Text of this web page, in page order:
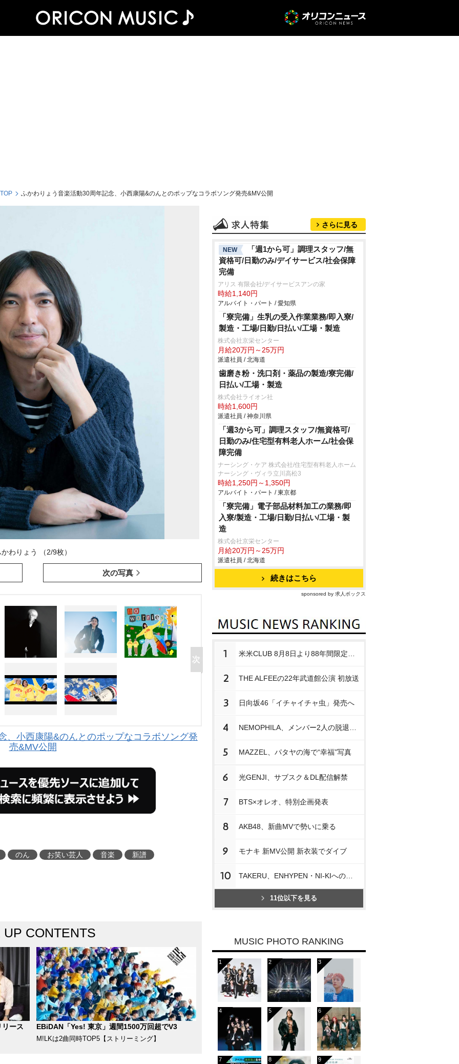
ふかわりょう音楽活動30周年記念、小西康陽&のんとのポップなコラボソング発売&MV公開
わりょう （2/9枚）
次の写真
、小西康陽&のんとのポップなコラボソング発
売&MV公開
のん お笑い芸人 音楽 新譜
UP CONTENTS
ース EBiDAN「Yes! 東京」週間1500万回超でV3
M!LKは2曲同時TOP5【ストリーミング】
さらに見る
NEW
「週1から可」調理スタッフ/無
資格可/日勤のみ/デイサービス/社会保障
完備
アリス 有限会社/デイサービスアンの家
時給1,140円
アルバイト・パート / 愛知県
「寮完備」生乳の受入作業業務/即入寮/
製造・工場/日勤/日払い/工場・製造
株式会社京栄センター
月給20万円～25万円
派遣社員 / 北海道
歯磨き粉・洗口剤・薬品の製造/寮完備/
日払い/工場・製造
株式会社ライオン社
時給1,600円
派遣社員 / 神奈川県
「週3から可」調理スタッフ/無資格可/
日勤のみ/住宅型有料老人ホーム/社会保
障完備
ナーシング・ケア 株式会社/住宅型有料老人ホーム
ナーシング・ヴィラ立川高松3
時給1,250円～1,350円
アルバイト・パート / 東京都
「寮完備」電子部品材料加工の業務/即
入寮/製造・工場/日勤/日払い/工場・製
造
株式会社京栄センター
月給20万円～25万円
派遣社員 / 北海道
続きはこちら
sponsored by 求人ボックス
1
2 THE ALFEEの22年武道館公演 初放送
3 日向坂46「イチャイチャ虫」発売へ
4
5 MAZZEL、パタヤの海で“幸福”写真
6 光GENJI、サブスク＆DL配信解禁
7 BTS×オレオ、特別企画発表
8 AKB48、新曲MVで勢いに乗る
9 モナキ 新MV公開 新衣装でダイブ
10
11位以下を見る
MUSIC PHOTO RANKING